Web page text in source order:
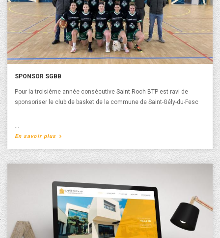
SPONSOR SGBB
Pour la troisième année consécutive Saint Roch BTP est ravi de
sponsoriser le club de basket de la commune de Saint-Gély-du-Fesc
En savoir plus A propos de Sponsor SGBB